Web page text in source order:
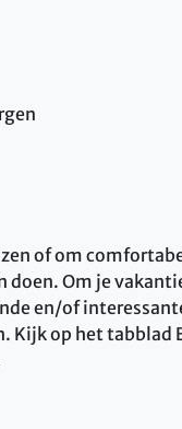
of om
doen. Om je
en/of
Kijk op het tabblad